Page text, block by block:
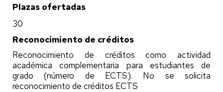
Plazas ofertadas
30
Reconocimiento de créditos
Reconocimiento de créditos como actividad
académica complementaria para estudiantes de
grado (número de ECTS). No se solicita
reconocimiento de créditos ECTS